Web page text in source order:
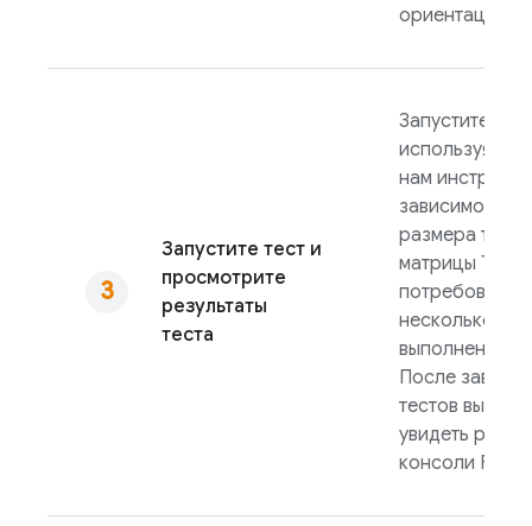
ориентации
Запустите тест и
просмотрите
результаты
теста
Запустите
используя
нам
зависимости
размера
матрицы Test
несколько
выполнения
После
тестов вы
увидеть
консоли